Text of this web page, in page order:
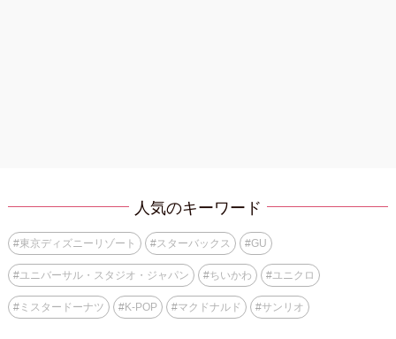
人気のキーワード
#東京ディズニーリゾート #スターバックス #GU
#ユニバーサル・スタジオ・ジャパン #ちいかわ #ユニクロ
#ミスタードーナツ #K-POP #マクドナルド #サンリオ